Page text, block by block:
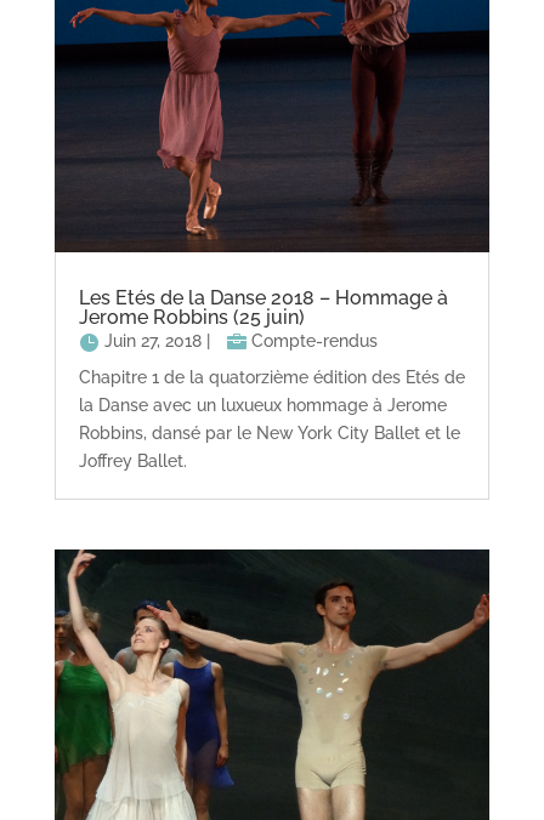
Les Etés de la Danse 2018 – Hommage à
Jerome Robbins (25 juin)
Juin 27, 2018|
Compte-rendus
Chapitre 1 de la quatorzième édition des Etés de
la Danse avec un luxueux hommage à Jerome
Robbins, dansé par le New York City Ballet et le
Joffrey Ballet.